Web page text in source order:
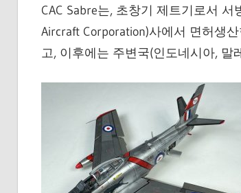
CAC Sabre는, 초창기 제트기로서
Aircraft Corporation)사에서 면허생
고, 이후에는 주변국(인도네시아, 말